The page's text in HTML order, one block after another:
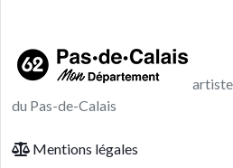
du Pas-de-Calais
Footer menu
Mentions légales